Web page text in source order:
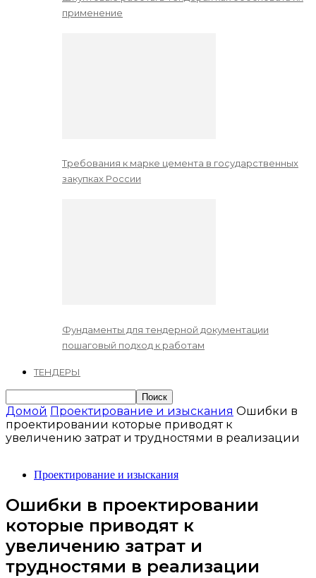
применение
Требования к марке цемента в государственных
закупках России
Фундаменты для тендерной документации
пошаговый подход к работам
ТЕНДЕРЫ
Домой Проектирование и изыскания Ошибки в
проектировании которые приводят к
увеличению затрат и трудностями в реализации
Проектирование и изыскания
Ошибки в проектировании
которые приводят к
увеличению затрат и
трудностями в реализации